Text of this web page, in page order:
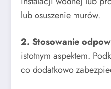
lub osuszenie murów.
2. Stosowanie
istotnym aspektem.
co dodatkowo